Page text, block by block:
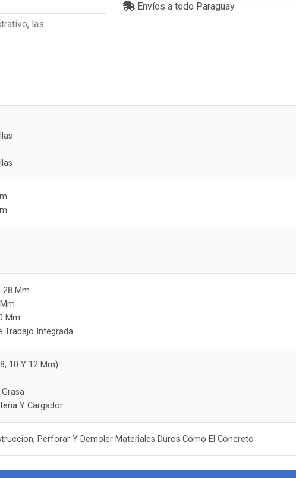
las
Envíos a todo Paraguay
28 Mm
Mm
Trabajo Integrada
10 Y 12 Mm)
Y Cargador
Perforar Y Demoler Materiales Duros Como El Concreto